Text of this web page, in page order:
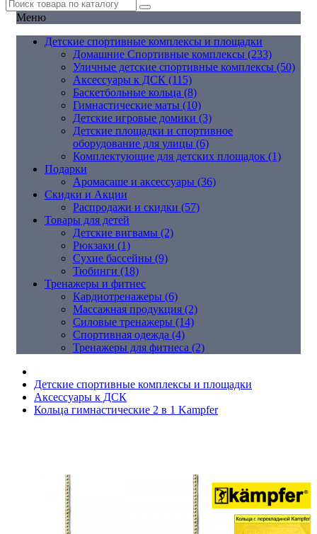
Меню
Детские спортивные комплексы и площадки
Домашние Спортивные комплексы (233)
Уличные детские спортивные комплексы (50)
Аксессуары к ДСК (115)
Баскетбольные кольца (8)
Гимнастические маты (10)
Детские игровые домики (3)
Детские площадки и спортивное
оборудование для улицы (6)
Комплектующие для детских площадок (1)
Подарки
Аромасаше и аксессуары (36)
Скидки и Акции
Распродажи и скидки (57)
Товары для детей
Детские вигвамы (2)
Рюкзаки (1)
Сухие бассейны (9)
Тюбинги (18)
Тренажеры и фитнес
Кардиотренажеры (6)
Массажная продукция (2)
Силовые тренажеры (14)
Спортивная одежда (4)
Тренажеры для фитнеса (2)
Детские спортивные комплексы и площадки
Аксессуары к ДСК
Кольца гимнастические 2 в 1 Kampfer